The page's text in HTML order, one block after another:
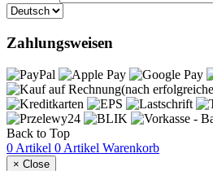
Zahlungsweisen
Back to Top
0 Artikel 0 Artikel Warenkorb
× Close